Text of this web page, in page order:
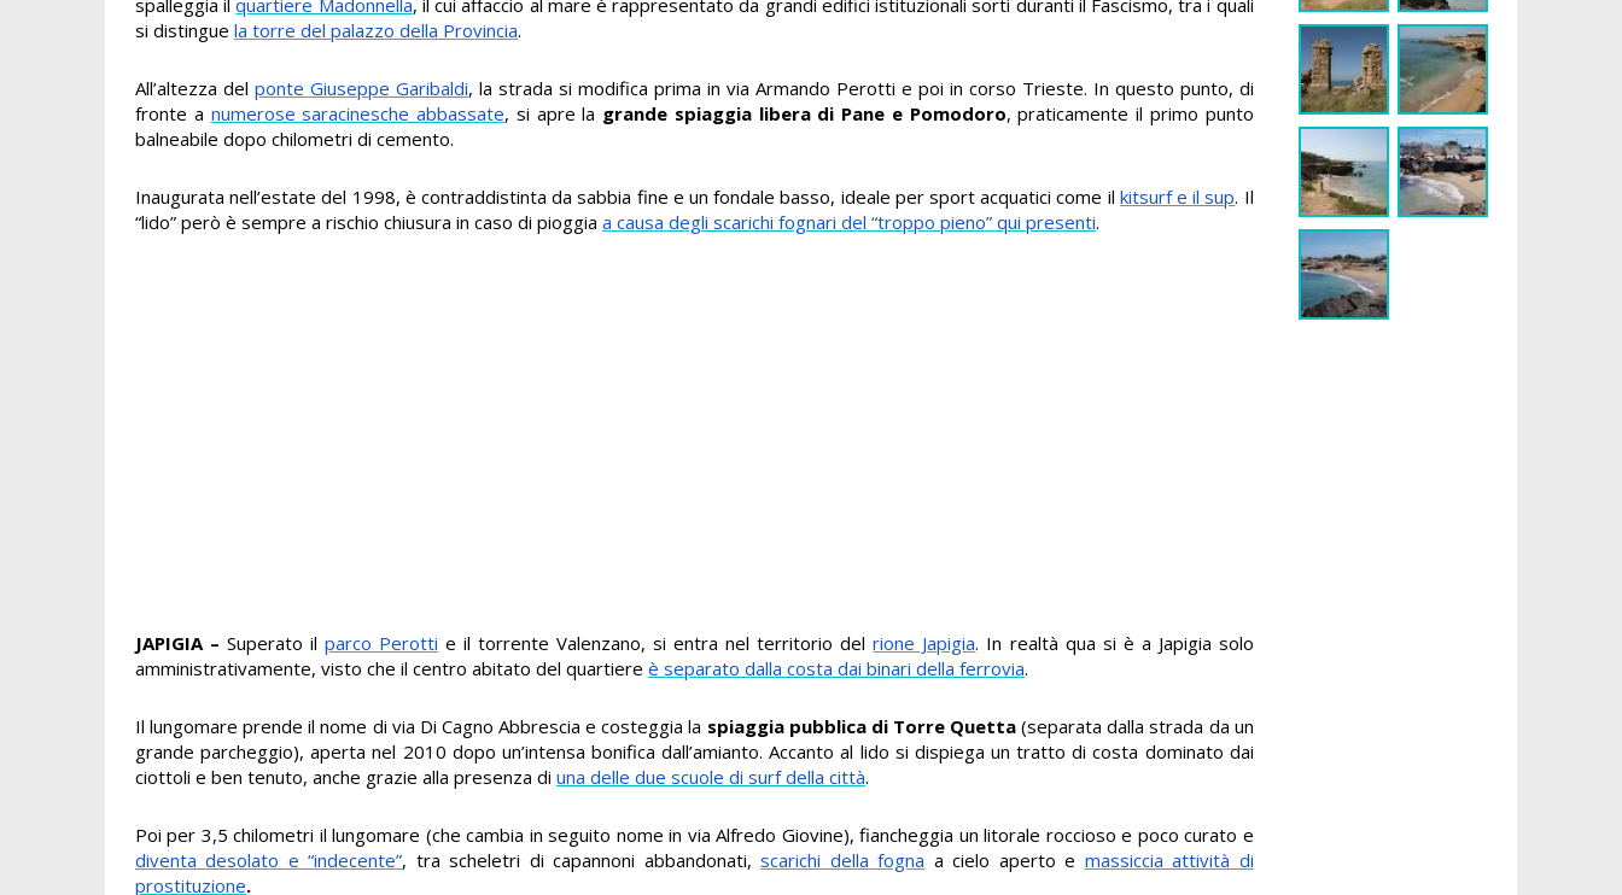
si distingue la torre del palazzo della Provincia.
All’altezza del ponte Giuseppe Garibaldi, la strada si modifica prima in via Armando Perotti e poi in corso Trieste. In questo punto, di
fronte a numerose saracinesche abbassate, si apre la grande spiaggia libera di Pane e Pomodoro, praticamente il primo punto
balneabile dopo chilometri di cemento.
Inaugurata nell’estate del 1998, è contraddistinta da sabbia fine e un fondale basso, ideale per sport acquatici come il kitsurf e il sup. Il
“lido” però è sempre a rischio chiusura in caso di pioggia a causa degli scarichi fognari del “troppo pieno” qui presenti.
JAPIGIA – Superato ilparco Perotti e il torrente Valenzano, si entra nel territorio delrione Japigia. In realtà qua si è a Japigia solo
amministrativamente, visto che il centro abitato del quartiere è separato dalla costa dai binari della ferrovia.
Il lungomare prende il nome di via Di Cagno Abbrescia e costeggia la spiaggia pubblica di Torre Quetta (separata dalla strada da un
grande parcheggio), aperta nel 2010 dopo un’intensa bonifica dall’amianto. Accanto al lido si dispiega un tratto di costa dominato dai
ciottoli e ben tenuto, anche grazie alla presenza di una delle due scuole di surf della città.
Poi per 3,5 chilometri il lungomare (che cambia in seguito nome in via Alfredo Giovine), fiancheggia un litorale roccioso e poco curato e
diventa desolato e “indecente”, tra scheletri di capannoni abbandonati,scarichi della fogna a cielo aperto e massiccia attività di
prostituzione.